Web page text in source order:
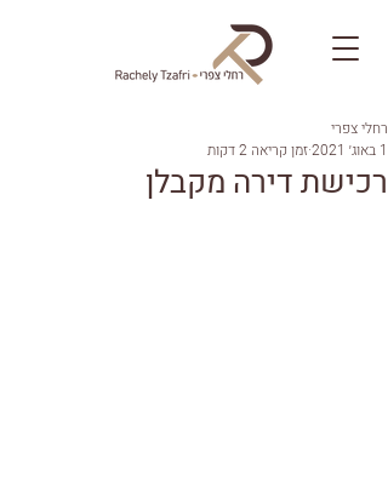
רכישת דירה מקבלן
רחלי צפרי
1 באוג׳ 2021
זמן קריאה 2 דקות